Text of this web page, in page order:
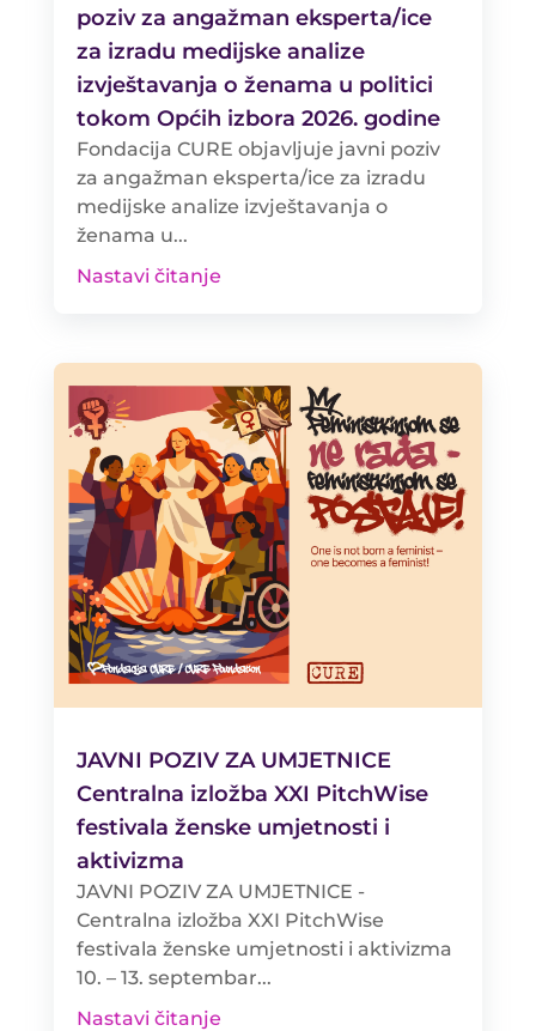
poziv za angažman eksperta/ice
za izradu medijske analize
izvještavanja o ženama u politici
tokom Općih izbora 2026. godine
Fondacija CURE objavljuje javni poziv
za angažman eksperta/ice za izradu
medijske analize izvještavanja o
ženama u...
Nastavi čitanje
JAVNI POZIV ZA UMJETNICE
Centralna izložba XXI PitchWise
festivala ženske umjetnosti i
aktivizma
JAVNI POZIV ZA UMJETNICE -
Centralna izložba XXI PitchWise
festivala ženske umjetnosti i aktivizma
10. – 13. septembar...
Nastavi čitanje